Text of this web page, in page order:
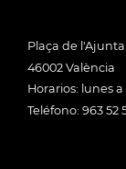
Plaça de
46002 València
Horarios: lunes
Teléfono: 963 52